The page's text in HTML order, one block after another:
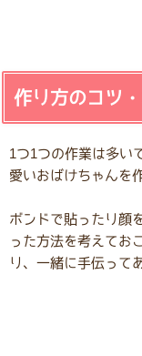
作り方のコツ
1つ1つの作業は多い
愛いおばけちゃんを
ボンドで貼ったり顔
った方法を考えてお
り、一緒に手伝って